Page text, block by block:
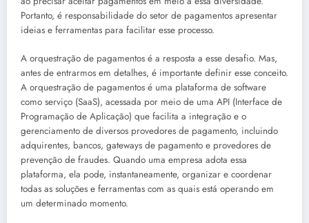
Portanto, é responsabilidade do setor de pagamentos apresentar
ideias e ferramentas para facilitar esse processo.
A orquestração de pagamentos é a resposta a esse desafio. Mas,
antes de entrarmos em detalhes, é importante definir esse conceito.
A orquestração de pagamentos é uma plataforma de software
como serviço (SaaS), acessada por meio de uma API (Interface de
Programação de Aplicação) que facilita a integração e o
gerenciamento de diversos provedores de pagamento, incluindo
adquirentes, bancos, gateways de pagamento e provedores de
prevenção de fraudes. Quando uma empresa adota essa
plataforma, ela pode, instantaneamente, organizar e coordenar
todas as soluções e ferramentas com as quais está operando em
um determinado momento.